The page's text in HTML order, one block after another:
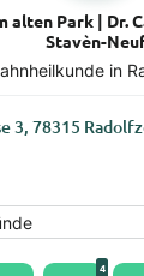
alten Park | Dr.
Stavèn-
in
3, 78315
4